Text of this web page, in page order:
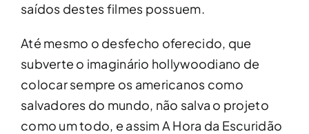
saídos destes filmes possuem.
Até mesmo o desfecho oferecido, que
subverte o imaginário hollywoodiano de
colocar sempre os americanos como
salvadores do mundo, não salva o projeto
como um todo, e assim A Hora da Escuridão